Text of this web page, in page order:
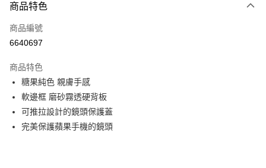
信用卡一次付款
超商取貨付款
Apple Pay
街口支付
悠遊付
商品特色
商品編號
6640697
商品特色
糖果純色 親膚手感
軟邊框 磨砂霧透硬背板
可推拉設計的鏡頭保護蓋
完美保護蘋果手機的鏡頭